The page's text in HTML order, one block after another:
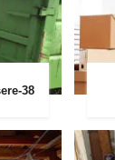
38